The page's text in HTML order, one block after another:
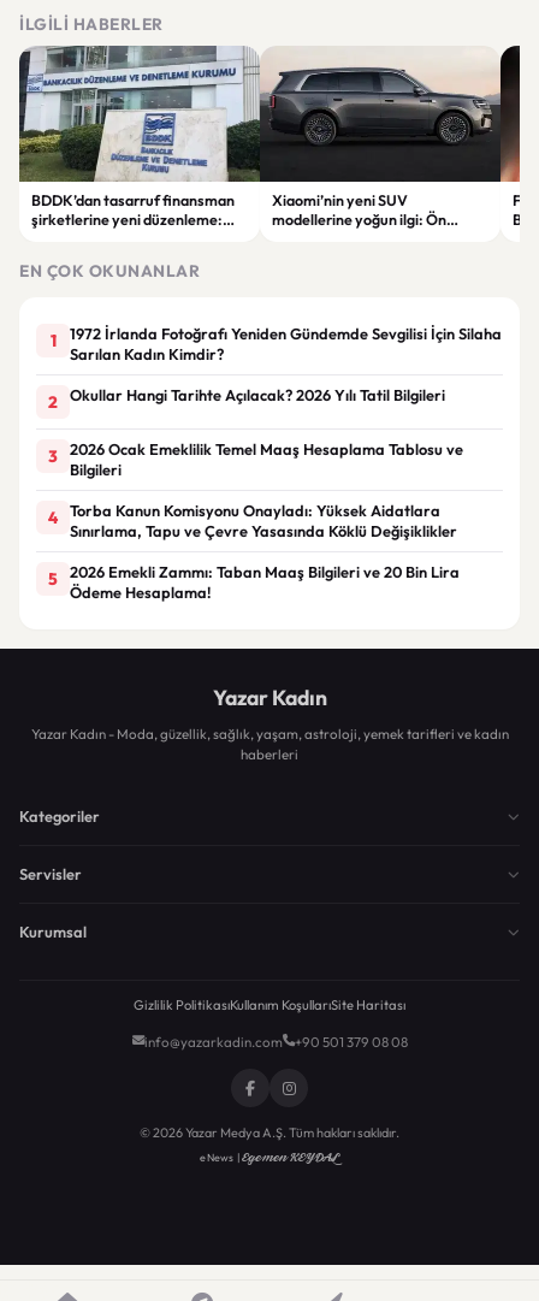
İLGILI HABERLER
BDDK’dan tasarruf finansman
şirketlerine yeni düzenleme:
Xiaomi’nin yeni SUV
modellerine yoğun ilgi: Ön
EN ÇOK OKUNANLAR
1
1972 İrlanda Fotoğrafı Yeniden Gündemde Sevgilisi İçin Silaha
Sarılan Kadın Kimdir?
2 Okullar Hangi Tarihte Açılacak? 2026 Yılı Tatil Bilgileri
3
2026 Ocak Emeklilik Temel Maaş Hesaplama Tablosu ve
Bilgileri
4
Torba Kanun Komisyonu Onayladı: Yüksek Aidatlara
Sınırlama, Tapu ve Çevre Yasasında Köklü Değişiklikler
5
2026 Emekli Zammı: Taban Maaş Bilgileri ve 20 Bin Lira
Ödeme Hesaplama!
Yazar Kadın
Yazar Kadın - Moda, güzellik, sağlık, yaşam, astroloji, yemek tarifleri ve kadın
haberleri
Kategoriler
Servisler
Kurumsal
Gizlilik PolitikasıKullanım KoşullarıSite Haritası
info@yazarkadin.com +90 501 379 08 08
© 2026 Yazar Medya A.Ş. Tüm hakları saklıdır.
eNews |Egemen KEYDAL